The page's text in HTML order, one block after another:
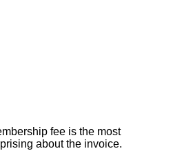
fee is the most
about the invoice.